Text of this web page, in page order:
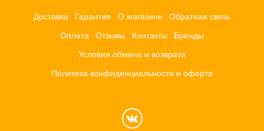
Доставка Гарантия О магазине Обратная связь
Оплата Отзывы Контакты Бренды
Условия обмена и возврата
Политика конфиденциальности и оферта